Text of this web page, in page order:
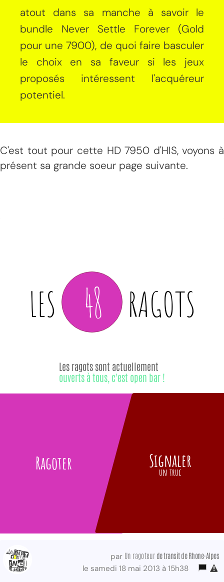
atout dans sa manche à savoir le
bundle Never Settle Forever (Gold
pour une 7900), de quoi faire basculer
le choix en sa faveur si les jeux
proposés intéressent l'acquéreur
potentiel.
C'est tout pour cette HD 7950 d'HIS, voyons à
présent sa grande soeur page suivante.
LES 48 RAGOTS
Ragoter
Les ragots sont actuellement
ouverts à tous, c'est open bar !
Signaler
un truc
par Un ragoteur de transit de Rhone-Alpes
le samedi 18 mai 2013 à 15h38